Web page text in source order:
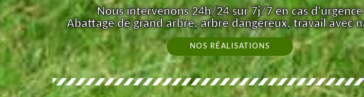
Nous intervenons 24h/24 sur 7j/7 en cas d'urgence
Abattage de grand arbre, arbre dangereux, travail avec
NOS RÉALISATIONS